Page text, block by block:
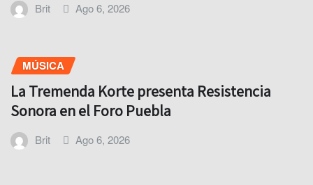
Brit Ago 6, 2026
MÚSICA
La Tremenda Korte presenta Resistencia
Sonora en el Foro Puebla
Brit Ago 6, 2026